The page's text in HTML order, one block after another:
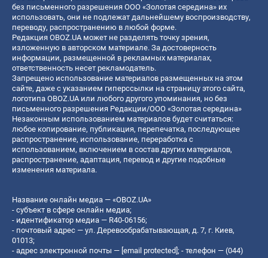
без письменного разрешения ООО «Золотая середина» их
использовать, они не подлежат дальнейшему воспроизводству,
переводу, распространению в любой форме.
Редакция OBOZ.UA может не разделять точку зрения,
изложенную в авторском материале. За достоверность
информации, размещенной в рекламных материалах,
ответственность несет рекламодатель.
Запрещено использование материалов размещенных на этом
сайте, даже с указанием гиперссылки на страницу этого сайта,
логотипа OBOZ.UA или любого другого упоминания, но без
письменного разрешения Редакции/ООО «Золотая середина»
Незаконным использованием материалов будет считаться:
любое копирование, публикация, перепечатка, последующее
распространение, использование, переработка с
использованием, включением в состав других материалов,
распространение, адаптация, перевод и другие подобные
изменения материала.
Название онлайн медиа — «OBOZ.UA»
- субъект в сфере онлайн медиа;
- идентификатор медиа — R40-06156;
- почтовый адрес — ул. Деревообрабатывающая, д. 7, г. Киев,
01013;
- адрес электронной почты — [email protected]; - телефон — (044)